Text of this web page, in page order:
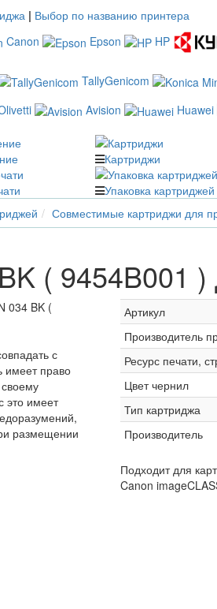
| Выбор по названию принтера
Canon Epson HP
TallyGenicom
Avision Huawei
Картриджи
Упаковка картриджей
Совместимые картриджи для
( 9454B001
с
имеет право
это имеет
размещении
Артикул
Производитель
Ресурс печати,
Цвет чернил
Тип картриджа
Производитель
Подходит для
Canon